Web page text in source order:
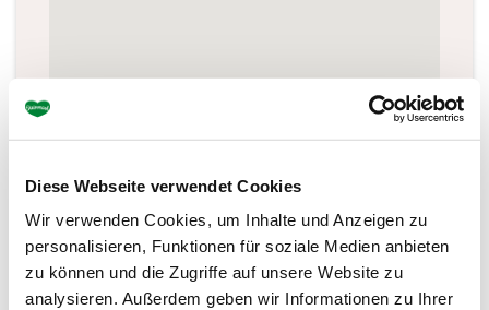
Diese Webseite verwendet Cookies
Wir verwenden Cookies, um Inhalte und Anzeigen zu
personalisieren, Funktionen für soziale Medien anbieten
zu können und die Zugriffe auf unsere Website zu
analysieren. Außerdem geben wir Informationen zu Ihrer